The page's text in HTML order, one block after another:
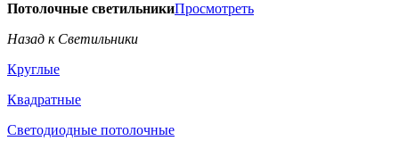
Потолочные светильникиПросмотреть
Назад к Светильники
Круглые
Квадратные
Светодиодные потолочные